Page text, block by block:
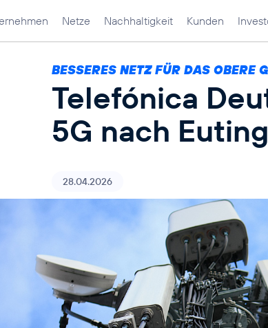
Netze Nachhaltigkeit Kunden
BESSERES NETZ FÜR DAS OBERE
Telefónica
5G nach
28.04.2026